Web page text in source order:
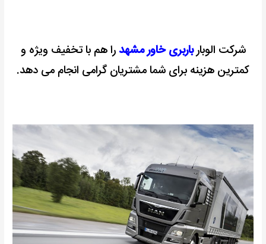
شرکت الوبارباربری خاور مشهدرا هم با تخفیف ویژه و
کمترین هزینه برای شما مشتریان گرامی انجام می دهد.